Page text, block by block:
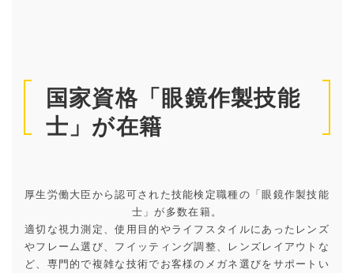
国家資格「眼鏡作製技能
士」が在籍
厚生労働大臣から認可された技能検定職種の「眼鏡作製技能
士」が多数在籍。
適切な視力測定、使用目的やライフスタイルにあったレンズ
やフレーム選び、フイッティング調整、レンズレイアウトな
ど、専門的で複雑な技術でお客様のメガネ選びをサポートい